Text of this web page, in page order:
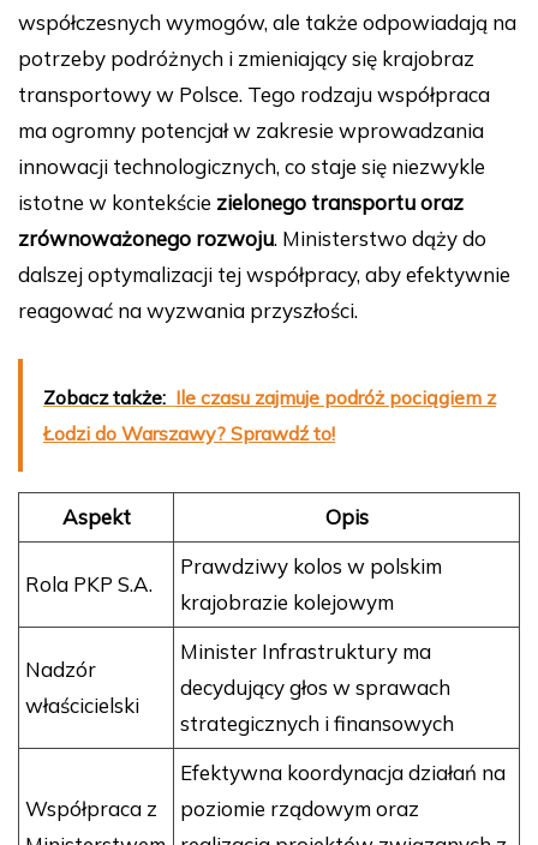
współczesnych wymogów, ale także odpowiadają na
potrzeby podróżnych i zmieniający się krajobraz
transportowy w Polsce. Tego rodzaju współpraca
ma ogromny potencjał w zakresie wprowadzania
innowacji technologicznych, co staje się niezwykle
istotne w kontekście zielonego transportu oraz
zrównoważonego rozwoju. Ministerstwo dąży do
dalszej optymalizacji tej współpracy, aby efektywnie
reagować na wyzwania przyszłości.
Zobacz także: Ile czasu zajmuje podróż pociągiem z
Łodzi do Warszawy? Sprawdź to!
Aspekt Opis
Rola PKP S.A.
Prawdziwy kolos w polskim
krajobrazie kolejowym
Nadzór
właścicielski
Minister Infrastruktury ma
decydujący głos w sprawach
strategicznych i finansowych
Współpraca z
Efektywna koordynacja działań na
poziomie rządowym oraz